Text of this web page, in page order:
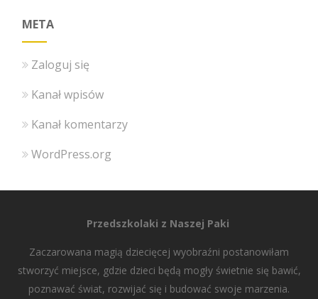
META
Zaloguj się
Kanał wpisów
Kanał komentarzy
WordPress.org
Przedszkolaki z Naszej Paki
Zaczarowana magią dziecięcej wyobraźni postanowiłam
stworzyć miejsce, gdzie dzieci będą mogły świetnie się bawić,
poznawać świat, rozwijać się i budować swoje marzenia.